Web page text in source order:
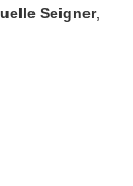
Seigner,